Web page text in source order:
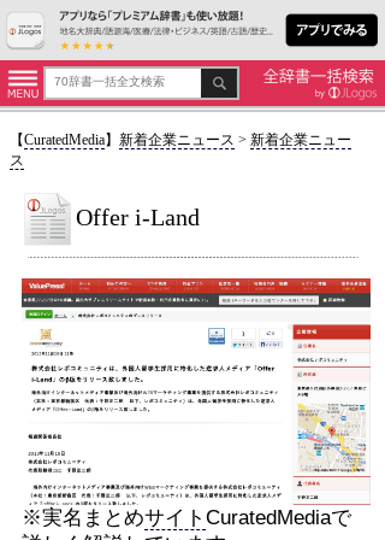
【CuratedMedia】 新着企業ニュース > 新着企業ニュー
ス
Offer i-Land
※実名まとめサイト CuratedMediaで